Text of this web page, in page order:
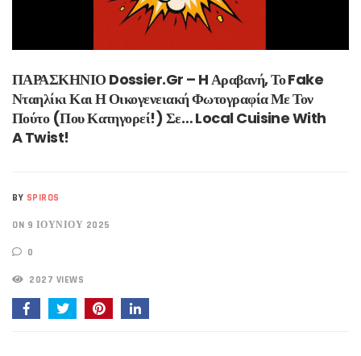
ΠΑΡΑΣΚΗΝΙΟ Dossier.gr – H Αραβανή, Το Fake
Νταηλίκι Και Η Οικογενειακή Φωτογραφία Με Τον
Πούτο (που Κατηγορεί!) Σε… Local Cuisine With
A Twist!
BY SPIROS
ON 9 ΙΟΥΝΊΟΥ 2025
0
2027 VIEWS